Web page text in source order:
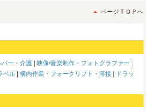
ページＴＯＰへ
パー・介護
映像/音楽制作・フォトグラファー
ベル
構内作業・フォークリフト・溶接
ドラッ